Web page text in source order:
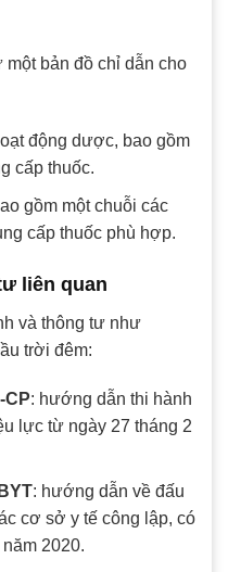
bản đồ chỉ dẫn cho
động dược, bao gồm
cấp thuốc.
gồm một chuỗi các
cấp thuốc phù hợp.
liên quan
và thông tư như
trời đêm:
CP: hướng dẫn thi hành
lực từ ngày 27 tháng 2
: hướng dẫn về đấu
cơ sở y tế công lập, có
2020.